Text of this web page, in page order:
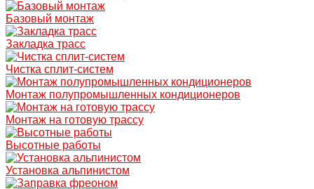
Базовый монтаж
Закладка трасс
Чистка сплит-систем
Монтаж полупромышленных кондиционеров
Монтаж на готовую трассу
Высотные работы
Установка альпинистом